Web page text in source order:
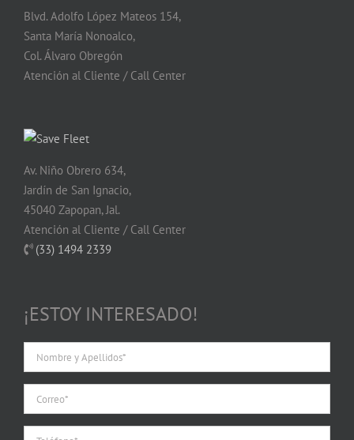
Blvd. Adolfo López Mateos 154,
Santa María Nonoalco,
Col. Álvaro Obregón
Atención al Cliente / Call Center
Av. Niño Obrero 634,
Jardín de San Ignacio,
45040 Zapopan, Jal.
Atención al Cliente / Call Center
(33) 1494 2339
¡ESTOY INTERESADO!